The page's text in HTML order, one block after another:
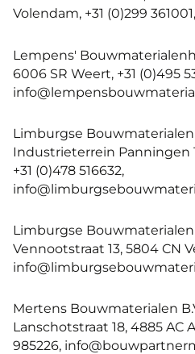
Volendam, +31 (0)299
Lempens'
6006 SR Weert, +31 (0)495
Limburgse
Industrieterrein Panningen
+31 (0)478 516632,
Limburgse
Vennootstraat 13, 5804 CN
Mertens Bouwmaterialen
Lanschotstraat 18, 4885 AC
985226,